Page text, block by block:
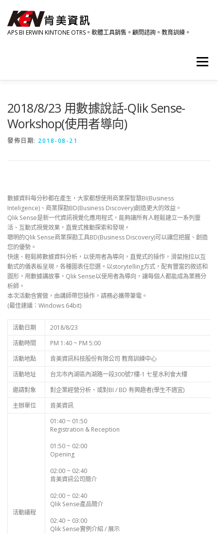
APS BI ERWIN KINTONE OTRS。軟體工具銷售。顧問諮詢。教育訓練。
選單
2018/8/23 用數據說話-Qlik Sense-
Workshop(使用者導向)
發佈日期: 2018-08-21
數據資料每分秒都在產生，大家都想使用商業探智慧BI(Business
Inteligence)、商業探勘BD(Business Discovery)創造更大的效益。
Qlik Sense是新一代資訊視覺化應用程式，能夠讓所有人輕鬆建立一系列靈
活、互動式視覺效果，直覺式推動探索和發現。
聰明的Qlik Sense商業探勘工具BD(Business Discovery)可以讓您把握、創造
您的優勢。
快速、輕鬆將數據資料分析，以使用者為導向，直覺式的操作，滑鼠拖拉以互
動式的儀表板呈現，各種圖表任您選。以storytelling方式，配有豐富的敘述和
圖形，用數據講故事，Qlik Sense以使用者為導向，讓每個人都能成為業務分
析師。
本次活動含實做，由講師帶您操作，請務必攜帶筆電。
(最佳建議：Windows 64bit)
活動日期
2018/8/23
活動時間
PM 1:40 ~ PM 5:00
活動地點
肯美資訊科技股份有限公司 教育訓練中心
活動地址
台北市內湖區內湖路一段300號7樓-1 七星水利會大樓
邀請對象
對企業經營分析、或對BI / BD 有興趣者(學生不適宜)
主辦單位
肯美資訊
活動議程
01:40 ~ 01:50
Registration & Reception
01:50 ~ 02:00
Opening
02:00 ~ 02:40
肯美資訊公司簡介
02:00 ~ 02:40
Qlik Sense產品簡介
02:40 ~ 03:00
Qlik Sense實例介紹 / 展示